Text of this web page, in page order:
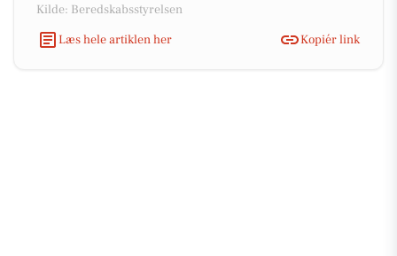
Kilde: Beredskabsstyrelsen
Læs hele artiklen her
Kopiér link